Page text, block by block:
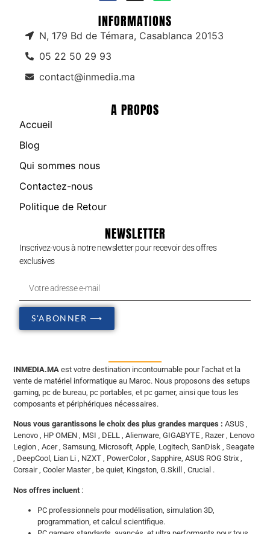
INFORMATIONS
N, 179 Bd de Témara, Casablanca 20153
05 22 50 29 93
contact@inmedia.ma
A PROPOS
Accueil
Blog
Qui sommes nous
Contactez-nous
Politique de Retour
NEWSLETTER
Inscrivez-vous à notre newsletter pour recevoir des offres
exclusives
S'ABONNER ⟶
INMEDIA.MA est votre destination incontournable pour l’achat et la
vente de matériel informatique au Maroc. Nous proposons des setups
gaming, pc de bureau, pc portables, et pc gamer, ainsi que tous les
composants et périphériques nécessaires.
Nous vous garantissons le choix des plus grandes marques : ASUS ,
Lenovo , HP OMEN , MSI , DELL , Alienware, GIGABYTE , Razer , Lenovo
Legion , Acer , Samsung, Microsoft, Apple, Logitech, SanDisk , Seagate
, DeepCool, Lian Li , NZXT , PowerColor , Sapphire, ASUS ROG Strix ,
Corsair , Cooler Master , be quiet, Kingston, G.Skill , Crucial .
Nos offres incluent :
PC professionnels pour modélisation, simulation 3D,
programmation, et calcul scientifique.